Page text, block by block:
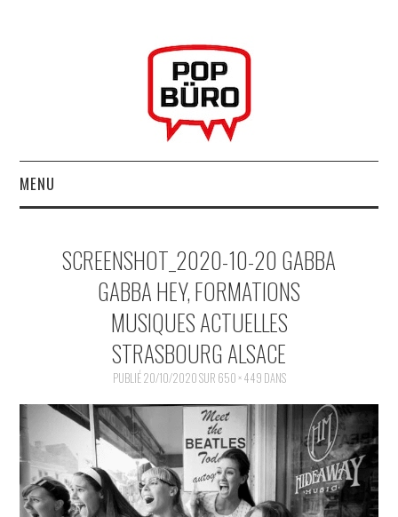
MENU
MUSIQUESACTUELLES.NET
GABBA GABBA HEY !
INDÉPENDANTS
DOKO
SCREENSHOT_2020-10-20 GABBA
GABBA HEY, FORMATIONS
MUSIQUES ACTUELLES
STRASBOURG ALSACE
PUBLIÉ20/10/2020SUR 650 × 449 DANS